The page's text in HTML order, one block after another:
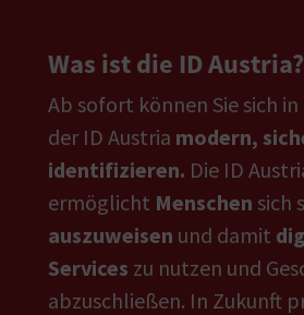
Was ist die ID Austria?
Ab sofort können Sie sich
der ID Austria modern,
identifizieren. Die ID
ermöglicht Menschen sich
auszuweisen und damit
Services zu nutzen und
abzuschließen. In Zukunft